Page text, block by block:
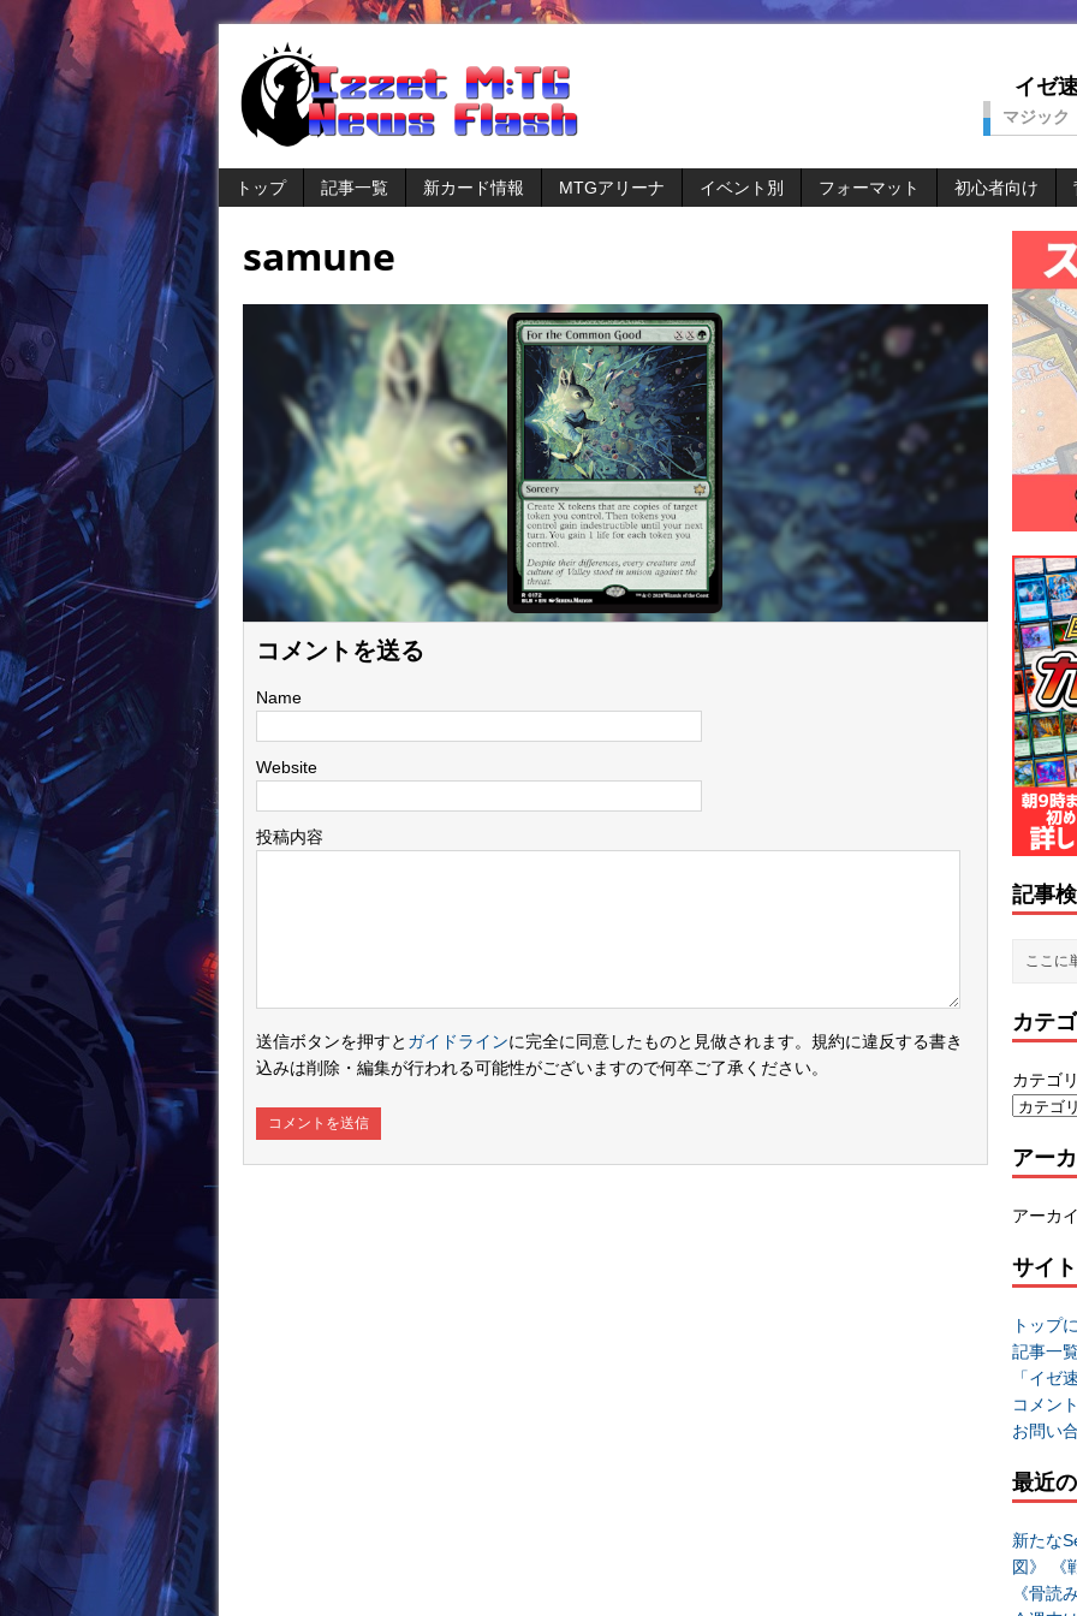
イゼ
マジック
トップ 記事一覧 新カード情報 MTGアリーナ イベント別 フォーマット 初心者向け
samune
コメントを送る
Name
Website
投稿内容
送信ボタンを押すと ガイドラインに完全に同意したものと見做されます。規約に違反する書き
込みは削除・編集が行われる可能性がございますので何卒ご了承ください。
記事
カテ
カテゴ
アー
アーカ
サイ
トップ
記事一
「イゼ
コメン
お問い
最近
新たな
図》 《
《骨読